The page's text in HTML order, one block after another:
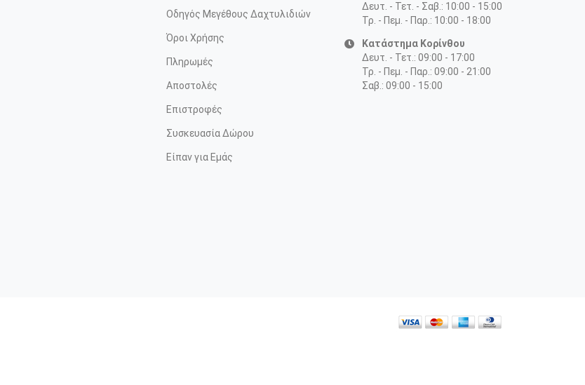
Οδηγός Μεγέθους Δαχτυλιδιών
Όροι Χρήσης
Πληρωμές
Αποστολές
Επιστροφές
Συσκευασία Δώρου
Είπαν για Εμάς
Δευτ. - Τετ. - Σαβ.: 10:00 - 15:00
Τρ. - Πεμ. - Παρ.: 10:00 - 18:00
Κατάστημα Κορίνθου
Δευτ. - Τετ.: 09:00 - 17:00
Τρ. - Πεμ. - Παρ.: 09:00 - 21:00
Σαβ.: 09:00 - 15:00